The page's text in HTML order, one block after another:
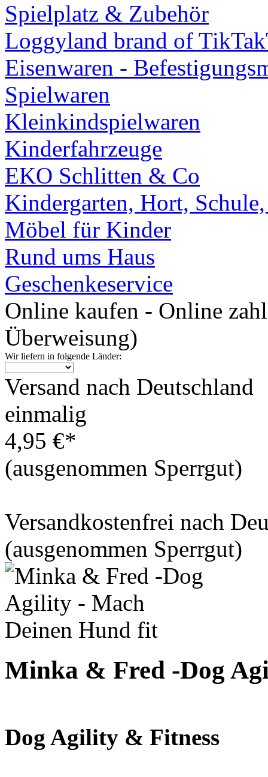
Spielplatz & Zubehör
Loggyland brand of
Eisenwaren -
Spielwaren
Kleinkindspielwaren
Kinderfahrzeuge
EKO Schlitten & Co
Kindergarten, Hort,
Möbel für Kinder
Rund ums Haus
Geschenkeservice
Online kaufen - Online
Überweisung)
Wir liefern in folgende Länder:
Versand nach Deutschland
einmalig
4,95 €*
(ausgenommen Sperrgut)
Versandkostenfrei nach
(ausgenommen Sperrgut)
Minka & Fred -Dog
Dog Agility & Fitness